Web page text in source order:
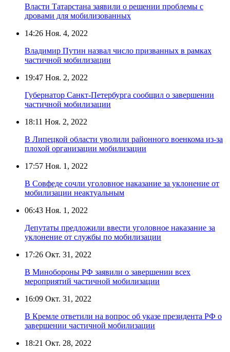
Власти Татарстана заявили о решении проблемы с
дровами для мобилизованных
14:26 Ноя. 4, 2022
Владимир Путин назвал число призванных в рамках
частичной мобилизации
19:47 Ноя. 2, 2022
Губернатор Санкт-Петербурга сообщил о завершении
частичной мобилизации
18:11 Ноя. 2, 2022
В Липецкой области уволили районного военкома из-за
плохой организации мобилизации
17:57 Ноя. 1, 2022
В Совфеде сочли уголовное наказание за уклонение от
мобилизации неактуальным
06:43 Ноя. 1, 2022
Депутаты предложили ввести уголовное наказание за
уклонение от службы по мобилизации
17:26 Окт. 31, 2022
В Минобороны РФ заявили о завершении всех
мероприятий частичной мобилизации
16:09 Окт. 31, 2022
В Кремле ответили на вопрос об указе президента РФ о
завершении частичной мобилизации
18:21 Окт. 28, 2022